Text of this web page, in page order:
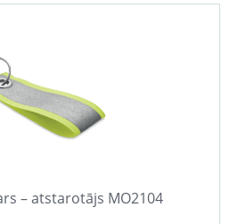
– atstarotājs MO2104